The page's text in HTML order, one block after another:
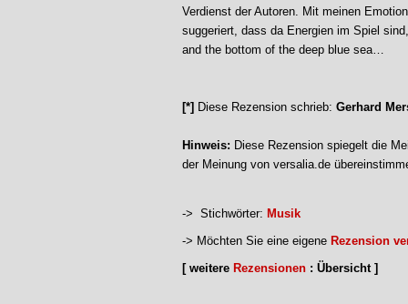
Verdienst der Autoren. Mit meinen
suggeriert, dass da Energien im Spiel
and the bottom of the deep blue sea…
[*] Diese Rezension schrieb: Gerhard
Hinweis: Diese Rezension spiegelt die
der Meinung von versalia.de
-> Stichwörter: Musik
-> Möchten Sie eine eigene Rezension
[ weitere Rezensionen : Übersicht ]